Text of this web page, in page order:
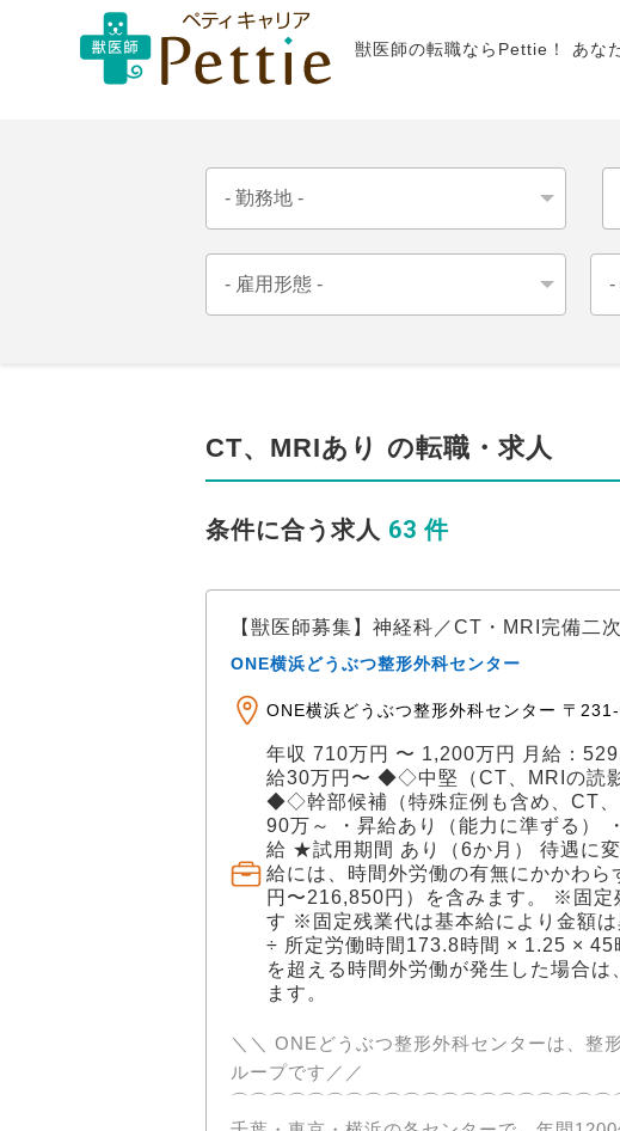
獣医師の転職ならPettie！ あな
CT、MRIあり の転職・求人
条件に合う求人 63 件
【獣医師募集】神経科／CT・MRI完備二
ONE横浜どうぶつ整形外科センター
ONE横浜どうぶつ整形外科センター 〒
年収 710万円 〜 1,200万円 月給：
給30万円〜 ◆◇中堅（CT、MRIの読
◆◇幹部候補（特殊症例も含め、CT
90万～ ・昇給あり（能力に準ずる）
給 ★試用期間 あり（6か月） 待遇に
給には、時間外労働の有無にかかわ
円〜216,850円）を含みます。 ※固定
す ※固定残業代は基本給により金額
÷ 所定労働時間173.8時間 × 1.25 ×
を超える時間外労働が発生した場合
ます。
＼＼ ONEどうぶつ整形外科センターは、整
ループです／／ ​